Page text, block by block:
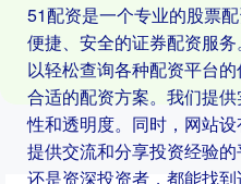
51配资是一个专业的股票
便捷、安全的证券配资服
以轻松查询各种配资平台
合适的配资方案。我们提
性和透明度。同时，网站
提供交流和分享投资经验
还是资深投资者，都能找